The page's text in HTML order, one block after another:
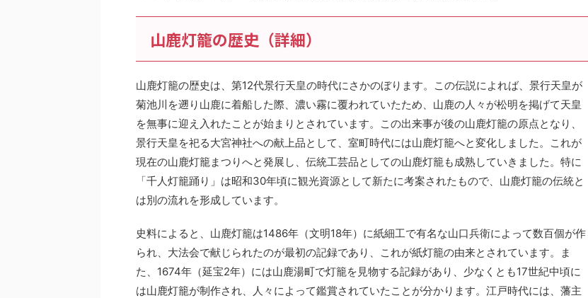
山鹿灯籠の歴史（詳細）
山鹿灯籠の歴史は、第12代景行天皇の時代にさかのぼります。この伝説によれば、景行天皇が
菊池川を遡り山鹿に着船した際、濃い霧に覆われていたため、山鹿の人々が松明を掲げて天皇
を無事に迎え入れたことが始まりとされています。この出来事が後の山鹿灯籠の原点となり、
景行天皇を祀る大宮神社への献上品として、室町時代には山鹿灯籠へと変化しました。これが
現在の山鹿灯籠まつりへと発展し、伝統工芸品としての山鹿灯籠も成熟していきました。特に
「千人灯籠踊り」は昭和30年頃に観光資源として新たに考案されたもので、山鹿灯籠の伝統と
は別の流れを形成しています。
史料によると、山鹿灯籠は1486年（文明18年）に紙細工で有名な山口兵衛によって数百個が作
られ、大法会で献じられたのが最初の記録であり、これが紙灯籠の由来とされています。ま
た、1674年（延宝2年）には山鹿湯町で灯籠を見物する記録があり、少なくとも17世紀中頃に
は山鹿灯籠が制作され、人々によって鑑賞されていたことが分かります。江戸時代には、藩主